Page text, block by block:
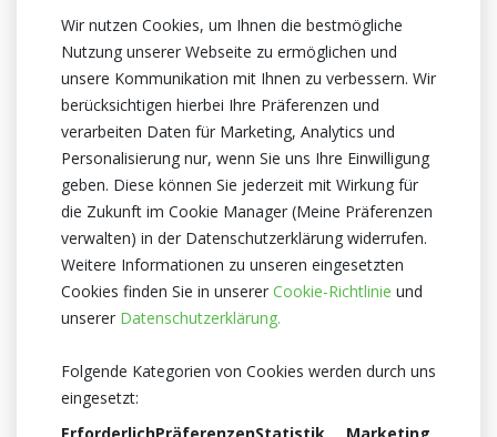
Züchter
Optiflor
Herkunftsland
Niederlande
Zertifikat
MPS A+
MPS SQ
MPS GAP
Valentinstag Muttertag
Wir nutzen Cookies, um Ihnen die bestmögliche
Nutzung unserer Webseite zu ermöglichen und
unsere Kommunikation mit Ihnen zu verbessern. Wir
berücksichtigen hierbei Ihre Präferenzen und
verarbeiten Daten für Marketing, Analytics und
Personalisierung nur, wenn Sie uns Ihre Einwilligung
geben. Diese können Sie jederzeit mit Wirkung für
die Zukunft im Cookie Manager (Meine Präferenzen
verwalten) in der Datenschutzerklärung widerrufen.
Weitere Informationen zu unseren eingesetzten
Cookies finden Sie in unserer Cookie-Richtlinie und
unserer Datenschutzerklärung.
Folgende Kategorien von Cookies werden durch uns
eingesetzt: